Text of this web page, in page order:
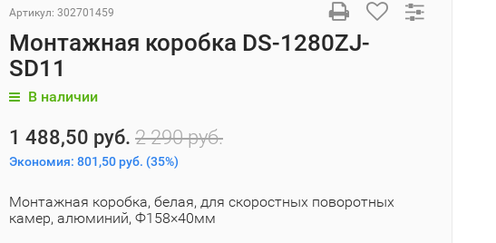
Артикул: 302701459
Монтажная коробка DS-1280ZJ-
SD11
В наличии
1 488,50 руб. 2 290 руб.
Экономия: 801,50 руб. (35%)
Монтажная коробка, белая, для скоростных поворотных
камер, алюминий, Ф158×40мм